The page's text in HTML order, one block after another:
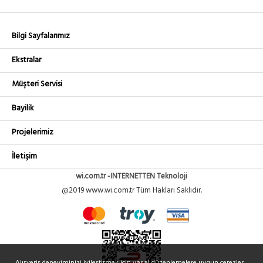
Bilgi Sayfalarımız
Ekstralar
Müşteri Servisi
Bayilik
Projelerimiz
İletişim
wi.com.tr -INTERNETTEN Teknoloji
@2019 www.wi.com.tr Tüm Hakları Saklıdır.